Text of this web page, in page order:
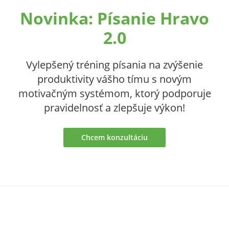
Novinka: Písanie Hravo
2.0
Vylepšený tréning písania na zvýšenie
produktivity vášho tímu s novým
motivačným systémom, ktorý podporuje
pravidelnosť a zlepšuje výkon!
Chcem konzultáciu